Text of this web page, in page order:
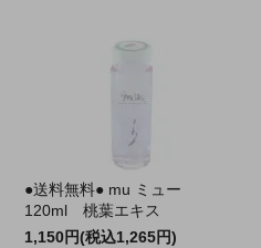
●送料無料● mu ミュー
120ml 桃葉エキス
1,150円(税込1,265円)